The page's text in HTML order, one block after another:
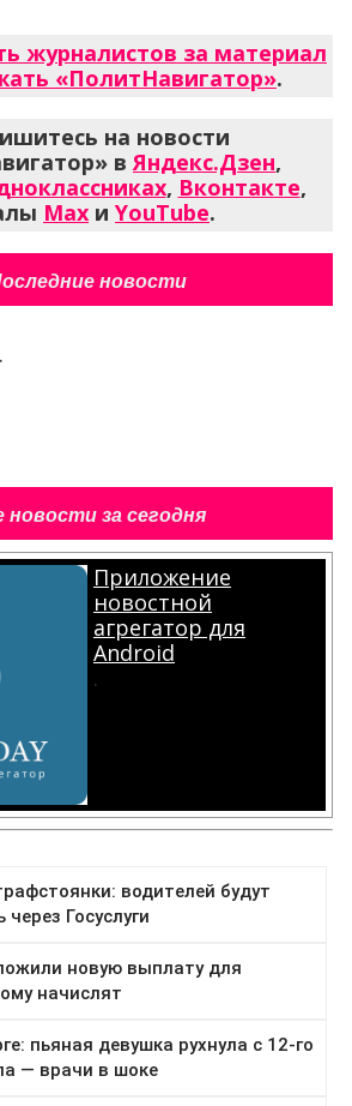
журналистов за материал
«ПолитНавигатор».
на новости
вЯндекс.Дзен,
, Вконтакте,
Max и YouTube.
новости
новости за сегодня
Приложение
новостной
агрегатор для
Android
.